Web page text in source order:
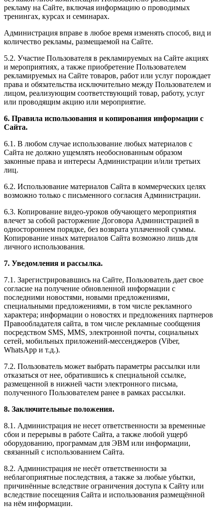
рекламу на Сайте, включая информацию о проводимых
тренингах, курсах и семинарах.
Администрация вправе в любое время изменять способ, вид и
количество рекламы, размещаемой на Сайте.
5.2. Участие Пользователя в рекламируемых на Сайте акциях
и мероприятиях, а также приобретение Пользователем
рекламируемых на Сайте товаров, работ или услуг порождает
права и обязательства исключительно между Пользователем и
лицом, реализующим соответствующий товар, работу, услуг
или проводящим акцию или мероприятие.
6. Правила использования и копирования информации с
Сайта.
6.1. В любом случае использование любых материалов с
Сайта не должно ущемлять необоснованным образом
законные права и интересы Администрации и/или третьих
лиц.
6.2. Использование материалов Сайта в коммерческих целях
возможно только с письменного согласия Администрации.
6.3. Копирование видео-уроков обучающего мероприятия
влечет за собой расторжение Договора Администрацией в
одностороннем порядке, без возврата уплаченной суммы.
Копирование иных материалов Сайта возможно лишь для
личного использования.
7. Уведомления и рассылка.
7.1. Зарегистрировавшись на Сайте, Пользователь дает свое
согласие на получение обновленной информации с
последними новостями, новыми предложениями,
специальными предложениями, в том числе рекламного
характера; информации о новостях и предложениях партнеров
Правообладателя сайта, в том числе рекламные сообщения
посредством SMS, MMS, электронной почты, социальных
сетей, мобильных приложений-мессенджеров (Viber,
WhatsApp и т.д.).
7.2. Пользователь может выбрать параметры рассылки или
отказаться от нее, обратившись к специальной ссылке,
размещенной в нижней части электронного письма,
полученного Пользователем ранее в рамках рассылки.
8. Заключительные положения.
8.1. Администрация не несет ответственности за временные
сбои и перерывы в работе Сайта, а также любой ущерб
оборудованию, программам для ЭВМ или информации,
связанный с использованием Сайта.
8.2. Администрация не несёт ответственности за
неблагоприятные последствия, а также за любые убытки,
причинённые вследствие ограничения доступа к Сайту или
вследствие посещения Сайта и использования размещённой
на нём информации.